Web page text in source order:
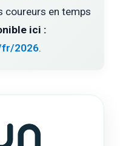
coureurs en temps
ici :
fr/2026.